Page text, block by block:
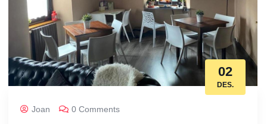
02
DES.
Joan 0 Comments